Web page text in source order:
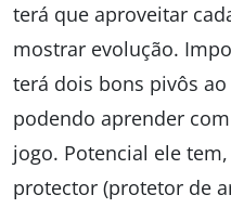
terá que aproveitar
mostrar evolução.
terá dois bons pivôs
podendo aprender
jogo. Potencial ele
protector (protetor de